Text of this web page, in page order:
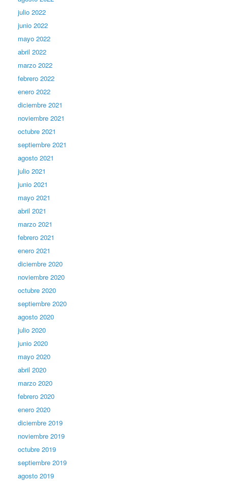
julio 2022
junio 2022
mayo 2022
abril 2022
marzo 2022
febrero 2022
enero 2022
diciembre 2021
noviembre 2021
octubre 2021
septiembre 2021
agosto 2021
julio 2021
junio 2021
mayo 2021
abril 2021
marzo 2021
febrero 2021
enero 2021
diciembre 2020
noviembre 2020
octubre 2020
septiembre 2020
agosto 2020
julio 2020
junio 2020
mayo 2020
abril 2020
marzo 2020
febrero 2020
enero 2020
diciembre 2019
noviembre 2019
octubre 2019
septiembre 2019
agosto 2019